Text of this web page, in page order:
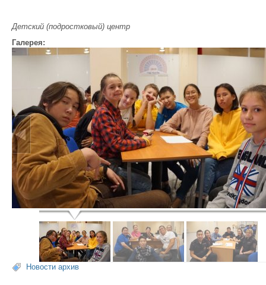
Детский (подростковый) центр
Галерея:
Новости архив